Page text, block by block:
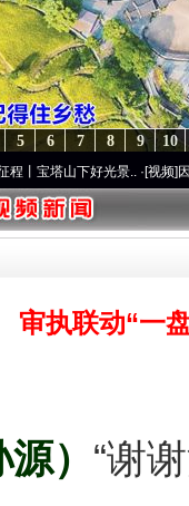
10
9
8
7
6
5
下好光景..·[视频]因党而生 为
审执联动“一
） “谢